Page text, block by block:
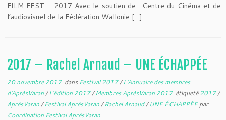
FILM FEST – 2017 Avec le soutien de : Centre du Cinéma et de
l’audiovisuel de la Fédération Wallonie […]
2017 – Rachel Arnaud – UNE ÉCHAPPÉE
20 novembre 2017dans Festival 2017/L'Annuaire des membres
d'AprèsVaran/L'édition 2017/Membres AprèsVaran 2017 étiqueté2017/
AprèsVaran/Festival AprèsVaran/Rachel Arnaud/UNE ÉCHAPPÉEpar
Coordination Festival AprèsVaran